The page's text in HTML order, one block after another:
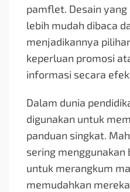
pamflet. Desain
lebih mudah dibaca
menjadikannya
keperluan promosi
informasi secara
Dalam dunia
digunakan untuk
panduan singkat.
sering menggunakan
untuk merangkum
memudahkan